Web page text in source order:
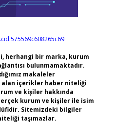
herhangi bir marka, kurum
bulunmamaktadır.
makaleler
alan içerikler haber niteliği
ve kişiler hakkında
kurum ve kişiler ile isim
Sitemizdeki bilgiler
taşımazlar.